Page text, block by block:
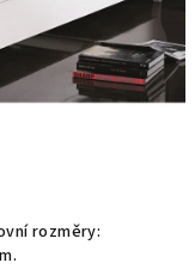
rozměry: